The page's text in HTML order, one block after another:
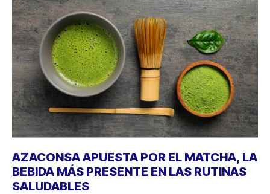
AZACONSA APUESTA POR EL MATCHA, LA
BEBIDA MÁS PRESENTE EN LAS RUTINAS
SALUDABLES